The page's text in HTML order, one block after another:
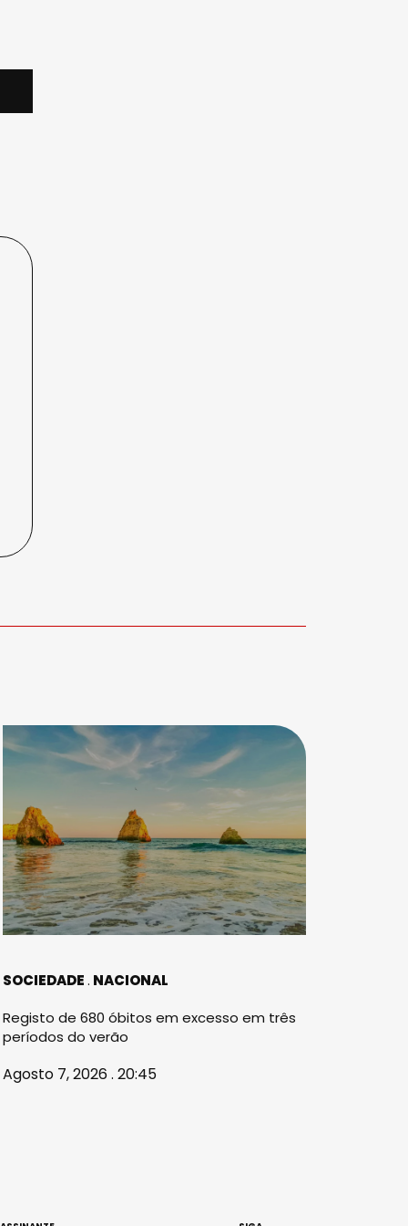
SOCIEDADE NACIONAL
Registo de 680 óbitos em excesso em três
períodos do verão
Agosto 7, 2026 . 20:45